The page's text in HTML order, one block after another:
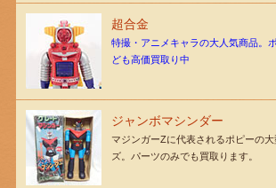
超合金
特撮・アニメキャラの大人気商品。
ども高価買取り中
ジャンボマシンダー
マジンガーZに代表されるポピーの
ズ。パーツのみでも買取ります。